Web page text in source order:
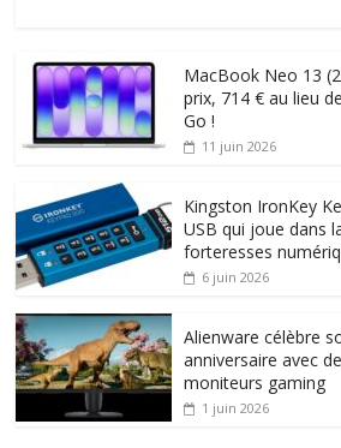
MacBook Neo 13
prix, 714 € au lieu
Go !
11 juin 2026
Kingston IronKey
USB qui joue dans
forteresses
6 juin 2026
Alienware célèbre
anniversaire avec
moniteurs gaming
1 juin 2026